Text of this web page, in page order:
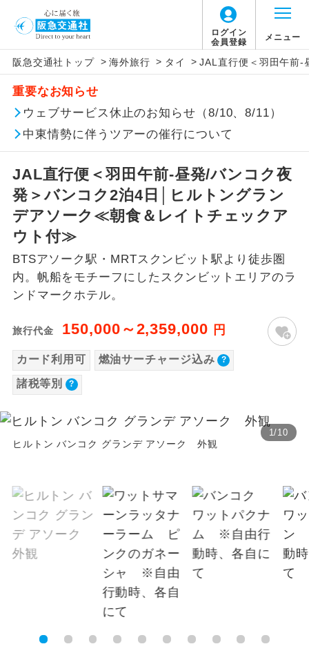
ログイン
会員登録
メニュー
阪急交通社トップ > 海外旅行 > タイ > JAL直行便＜羽田午前
重要なお知らせ
ウェブサービス休止のお知らせ（8/10、8/11）
中東情勢に伴うツアーの催行について
JAL直行便＜羽田午前-昼発/バンコク夜
発＞バンコク2泊4日│ヒルトングラン
デアソーク≪朝食＆レイトチェックア
ウト付≫
BTSアソーク駅・MRTスクンビット駅より徒歩圏
内。帆船をモチーフにしたスクンビットエリアのラ
ンドマークホテル。
旅行代金 150,000～2,359,000 円
カード利用可 燃油サーチャージ込み
諸税等別
1/10
ヒルトン バンコク グランデ アソーク 外観
燃油サーチャージは旅行代金に含まれていま
す。
なお、今後燃油サーチャージの増減または廃
止された場合でも旅行代金に変更はございま
せん。
旅行代金に、以下の料金は含まれておりませ
ん。別途お支払が必要となります。
【日本国内空港施設使用料】
羽田(国際線)
2026/8/10〜2026/10/5 大人（12歳以上）
2,950円、子供（2歳以上12歳未満）1,470円
2026/10/6〜2027/6/4 大人（12歳以上）
2,950円、子供（2歳以上12歳未満）1,470円
（2歳以上12歳未満）1,470円
旅行代金に各国空港の旅客サービス施設使用
料と空港税等は含まれておりません。別途お
支払いが必要となります。
大人（12歳以上）6,500円、子供（2歳以上12
※手配の都合により変更になる場合がありま
す。
航空保険特別料金
2026/8/10〜 大人（12歳以上）1,600円、子
供（2歳以上12歳未満）1,600円国際観光旅客
税
2026/8/10〜 大人（12歳以上）3,000円、子
供（2歳以上12歳未満）3,000円
このツアーは以下の出発地から追加代金でご参
加いただけます。
※リクエスト受付の場合、ご手配の可否は後日回答さ
せていただきます。
追加代金にて各地発着ありとは
当ツアーは日程表に記載の出発空港だけで
なく、各地より下記追加代金にて飛行機や
鉄道などを利用しご参加いただけます。
ご同行者様が異なる発着地をご希望の場合
は、当社予約センターまで連絡ください。
アイコン 説明
添乗員同行
往路出発空港（駅）から復路到着空港
（駅）まで同行します。
現地到着後、現地係員が同行しお世話い
たします。
バスガイド乗
務
バスガイドが乗務し、車内での観光案内
があります。
新コース
世界遺産
ユネスコに登録されている文化遺産や自
温泉 温泉地にも宿泊するコースです。
露天風呂
ご宿泊ホテルに露天風呂が付いていま
ご宿泊ホテルに大浴場が付いています。
全てのお食事が付いていますので、お食
お部屋食
お部屋にてゆっくりとお召し上がりいた
だけます。
トラベルイヤ
ホン
周りの音を気にせず、ガイドさんの説明
をじっくり聞くことができます。
1名様から出発可能な個人型プランで
す。
2名様催行
2名様から出発可能な個人型プランで